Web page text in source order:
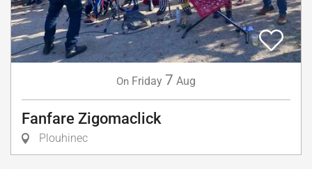
On Friday 7 Aug
Fanfare Zigomaclick
Plouhinec